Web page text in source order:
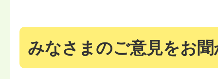
みなさまのご意見をお